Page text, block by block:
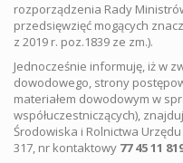
rozporządzenia Rady
przedsięwzięć mogących
z 2019 r. poz.1839 ze zm.).
Jednocześnie informuję, iż w
dowodowego, strony
materiałem dowodowym w
współuczestniczących),
Środowiska i Rolnictwa
317, nr kontaktowy 77 45 11